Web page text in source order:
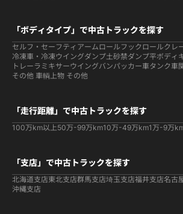
「ボディタイプ」で中古トラックを探す
セルフ・セーフティ アームロールフックロールクレ
冷凍車・冷凍ウイングダンプ土砂禁ダンプ平ボディ
トレーラ ミキサーウイングバンパッカー車タンク車
その他 車輌 上物 その他
「走行距離」で中古トラックを探す
100万km以上50万-99万km10万-49万km1万-9万
「支店」で中古トラックを探す
北海道支店東北支店群馬支店埼玉支店福井支店名古
沖縄支店